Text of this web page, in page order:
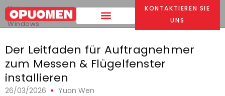
KONTAKTIEREN SIE
UNS
Heim >
The Contractor’s Guide to Measuring & Installing Casement
Windows
Der Leitfaden für Auftragnehmer
zum Messen & Flügelfenster
installieren
26/03/2026 Yuan Wen